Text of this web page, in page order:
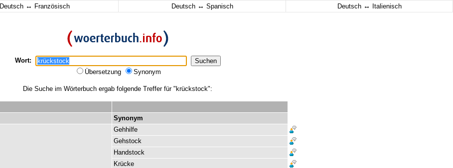
Deutsch ↔ Französisch Deutsch ↔ Spanisch Deutsch ↔ Italienisch
Wort:
Übersetzung
Synonym
Die Suche im Wörterbuch ergab folgende Treffer für "krückstock":
Synonym
Gehhilfe
Gehstock
Handstock
Krücke